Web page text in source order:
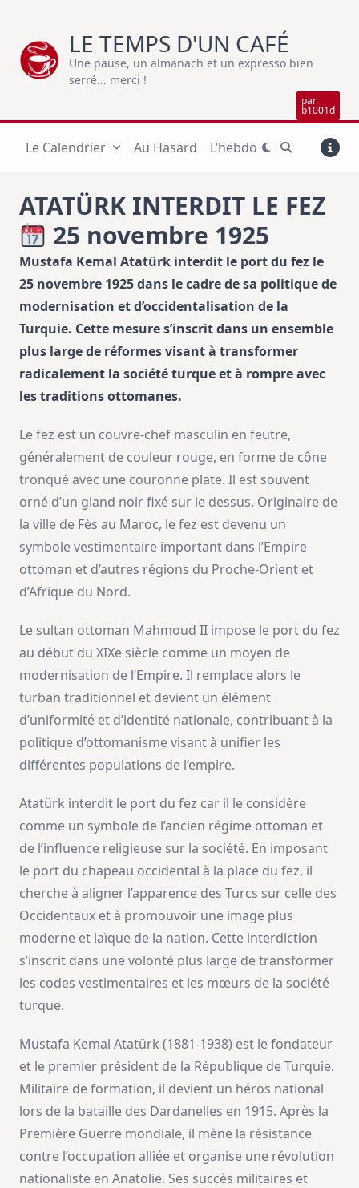
content
LE TEMPS D'UN CAFÉ
Une pause, un almanach et un expresso bien
serré... merci !
par
b1001d
Le Calendrier Au Hasard L’hebdo
ATATÜRK INTERDIT LE FEZ
25 novembre 1925
Mustafa Kemal Atatürk interdit le port du fez le
25 novembre 1925 dans le cadre de sa politique de
modernisation et d’occidentalisation de la
Turquie. Cette mesure s’inscrit dans un ensemble
plus large de réformes visant à transformer
radicalement la société turque et à rompre avec
les traditions ottomanes.
Le fez est un couvre-chef masculin en feutre,
généralement de couleur rouge, en forme de cône
tronqué avec une couronne plate. Il est souvent
orné d’un gland noir fixé sur le dessus. Originaire de
la ville de Fès au Maroc, le fez est devenu un
symbole vestimentaire important dans l’Empire
ottoman et d’autres régions du Proche-Orient et
d’Afrique du Nord.
Le sultan ottoman Mahmoud II impose le port du fez
au début du XIXe siècle comme un moyen de
modernisation de l’Empire. Il remplace alors le
turban traditionnel et devient un élément
d’uniformité et d’identité nationale, contribuant à la
politique d’ottomanisme visant à unifier les
différentes populations de l’empire.
Atatürk interdit le port du fez car il le considère
comme un symbole de l’ancien régime ottoman et
de l’influence religieuse sur la société. En imposant
le port du chapeau occidental à la place du fez, il
cherche à aligner l’apparence des Turcs sur celle des
Occidentaux et à promouvoir une image plus
moderne et laïque de la nation. Cette interdiction
s’inscrit dans une volonté plus large de transformer
les codes vestimentaires et les mœurs de la société
turque.
Mustafa Kemal Atatürk (1881-1938) est le fondateur
et le premier président de la République de Turquie.
Militaire de formation, il devient un héros national
lors de la bataille des Dardanelles en 1915. Après la
Première Guerre mondiale, il mène la résistance
contre l’occupation alliée et organise une révolution
nationaliste en Anatolie. Ses succès militaires et